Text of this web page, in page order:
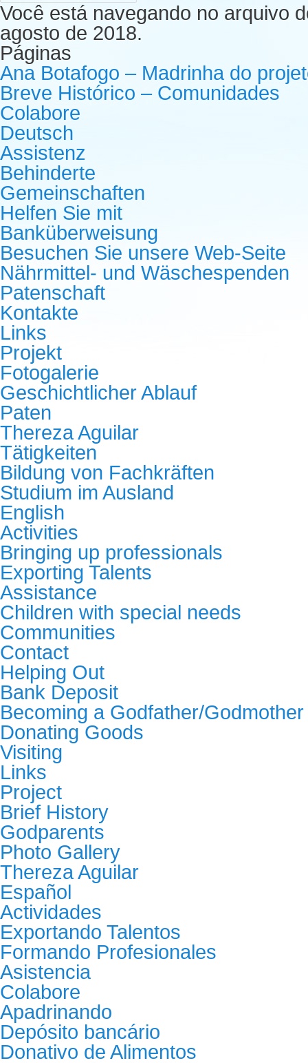
Você está navegando no arquivo
agosto de 2018.
Páginas
Ana Botafogo – Madrinha do
Breve Histórico – Comunidades
Colabore
Deutsch
Assistenz
Behinderte
Gemeinschaften
Helfen Sie mit
Banküberweisung
Besuchen Sie unsere Web-Seite
Nährmittel- und Wäschespenden
Patenschaft
Kontakte
Links
Projekt
Fotogalerie
Geschichtlicher Ablauf
Paten
Thereza Aguilar
Tätigkeiten
Bildung von Fachkräften
Studium im Ausland
English
Activities
Bringing up professionals
Exporting Talents
Assistance
Children with special needs
Communities
Contact
Helping Out
Bank Deposit
Becoming a Godfather/Godmother
Donating Goods
Visiting
Links
Project
Brief History
Godparents
Photo Gallery
Thereza Aguilar
Español
Actividades
Exportando Talentos
Formando Profesionales
Asistencia
Colabore
Apadrinando
Depósito bancário
Donativo de Alimentos